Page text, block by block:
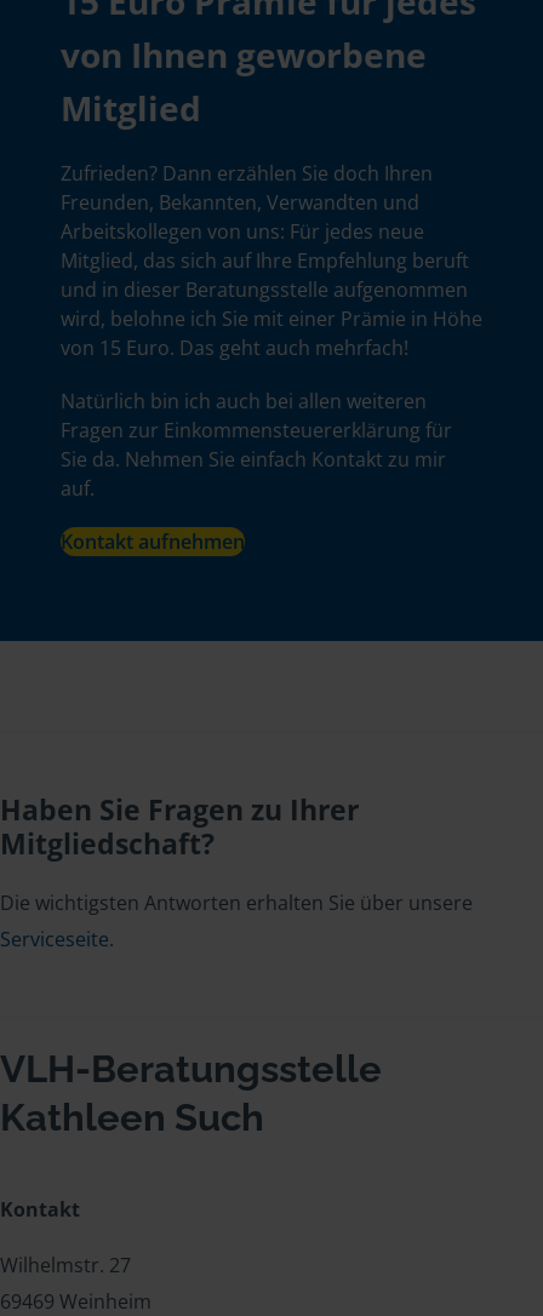
von Ihnen geworbene
Mitglied
Zufrieden? Dann erzählen Sie doch Ihren
Freunden, Bekannten, Verwandten und
Arbeitskollegen von uns: Für jedes neue
Mitglied, das sich auf Ihre Empfehlung beruft
und in dieser Beratungsstelle aufgenommen
wird, belohne ich Sie mit einer Prämie in Höhe
von 15 Euro. Das geht auch mehrfach!
Natürlich bin ich auch bei allen weiteren
Fragen zur Einkommensteuererklärung für
Sie da. Nehmen Sie einfach Kontakt zu mir
auf.
Kontakt aufnehmen
Haben Sie Fragen zu Ihrer
Mitgliedschaft?
Die wichtigsten Antworten erhalten Sie über unsere
Serviceseite.
VLH-Beratungsstelle
Kathleen Such
Kontakt
Wilhelmstr. 27
69469 Weinheim